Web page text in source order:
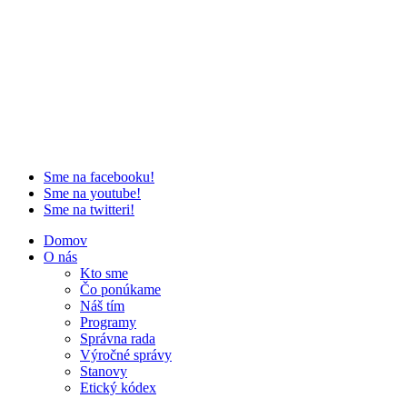
Sme na facebooku!
Sme na youtube!
Sme na twitteri!
Domov
O nás
Kto sme
Čo ponúkame
Náš tím
Programy
Správna rada
Výročné správy
Stanovy
Etický kódex